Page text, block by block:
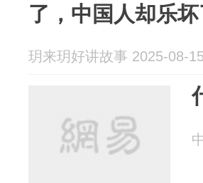
了，中国人却乐坏
玥来玥好讲故事 2025-08-15